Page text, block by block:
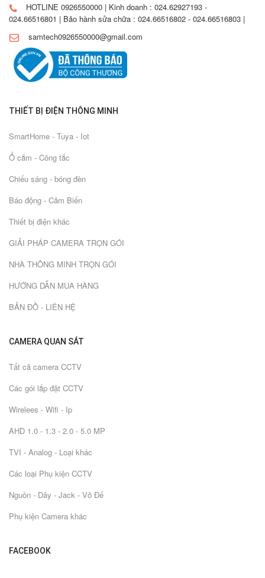
HOTLINE 0926550000 | Kinh doanh : 024.62927193 -
024.66516801 | Bảo hành sửa chữa : 024.66516802 - 024.66516803 |
samtech0926550000@gmail.com
THIẾT BỊ ĐIỆN THÔNG MINH
SmartHome - Tuya - Iot
Ổ cắm - Công tắc
Chiếu sáng - bóng đèn
Báo động - Cảm Biến
Thiết bị điện khác
GIẢI PHÁP CAMERA TRỌN GÓI
NHÀ THÔNG MINH TRỌN GÓI
HƯỚNG DẪN MUA HÀNG
BẢN ĐỒ - LIÊN HỆ
CAMERA QUAN SÁT
Tất cả camera CCTV
Các gói lắp đặt CCTV
Wirelees - Wifi - Ip
AHD 1.0 - 1.3 - 2.0 - 5.0 MP
TVI - Analog - Loại khác
Các loại Phụ kiện CCTV
Nguồn - Dây - Jack - Vỏ Đế
Phụ kiện Camera khác
FACEBOOK